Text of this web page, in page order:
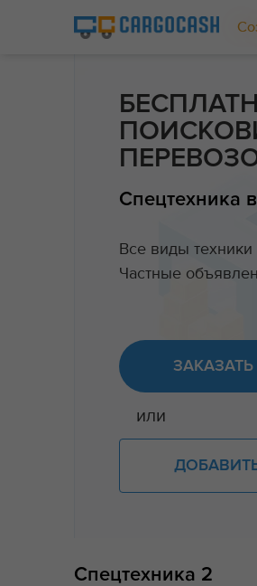
Спецтехника
Все виды техники
Частные
или
Спецтехника 2